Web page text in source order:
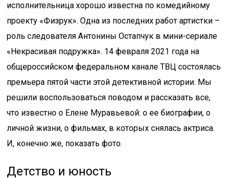
исполнительница хорошо известна по комедийному
проекту «Физрук». Одна из последних работ артистки –
роль следователя Антонины Остапчук в мини-сериале
«Некрасивая подружка». 14 февраля 2021 года на
общероссийском федеральном канале ТВЦ состоялась
премьера пятой части этой детективной истории. Мы
решили воспользоваться поводом и рассказать все,
что известно о Елене Муравьевой: о ее биографии, о
личной жизни, о фильмах, в которых снялась актриса.
И, конечно же, показать фото.
Детство и юность